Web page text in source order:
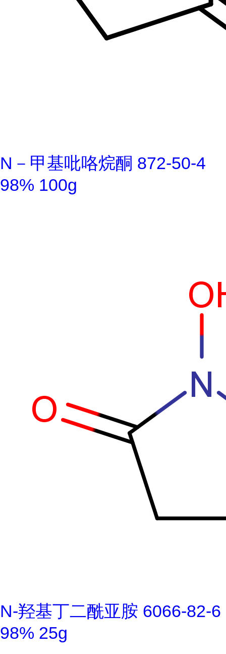
N－甲基吡咯烷酮 872-50-4
98% 100g
N-羟基丁二酰亚胺 6066-82-6
98% 25g